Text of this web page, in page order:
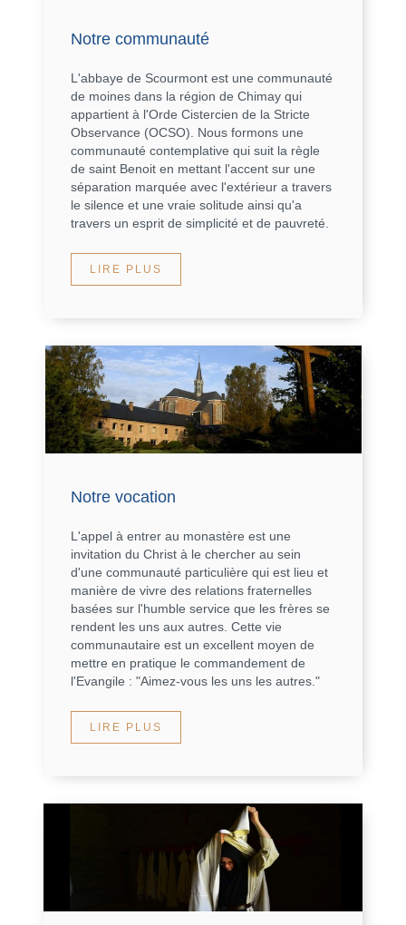
Notre communauté
L'abbaye de Scourmont est une communauté
de moines dans la région de Chimay qui
appartient à l'Orde Cistercien de la Stricte
Observance (OCSO). Nous formons une
communauté contemplative qui suit la règle
de saint Benoit en mettant l'accent sur une
séparation marquée avec l'extérieur a travers
le silence et une vraie solitude ainsi qu'a
travers un esprit de simplicité et de pauvreté.
LIRE PLUS
Notre vocation
L'appel à entrer au monastère est une
invitation du Christ à le chercher au sein
d'une communauté particulière qui est lieu et
manière de vivre des relations fraternelles
basées sur l'humble service que les frères se
rendent les uns aux autres. Cette vie
communautaire est un excellent moyen de
mettre en pratique le commandement de
l'Evangile : "Aimez-vous les uns les autres."
LIRE PLUS